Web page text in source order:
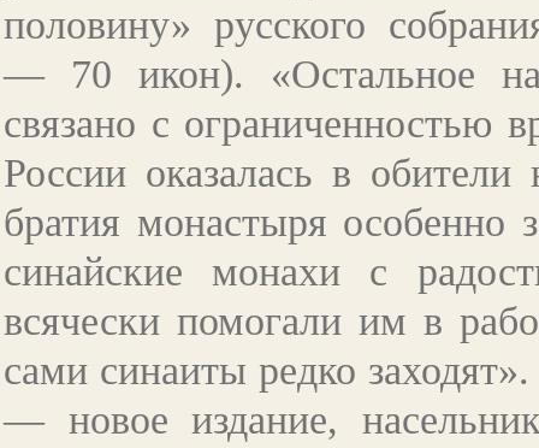
половину» русского
—70 икон). «Остальное
связано с ограниченностью
России оказалась в
братия монастыря особенно
синайские монахи с
всячески помогали им в
сами синаиты редко
—новое издание,